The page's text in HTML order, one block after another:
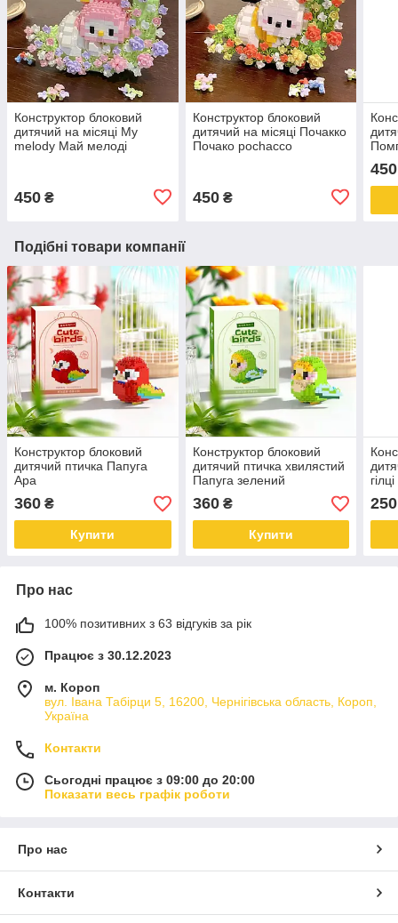
Конструктор блоковий
дитячий на місяці My
melody Май мелоді
450 ₴
Конструктор блоковий
дитячий на місяці Почакко
Почако pochacco
450₴
450
Подібні товари компанії
Конструктор блоковий
дитячий птичка Папуга
Ара
360 ₴
Купити
Конструктор блоковий
дитячий птичка хвилястий
Папуга зелений
360₴
Купити
250
Про нас
100% позитивних з 63 відгуків за рік
Працює з 30.12.2023
м. Короп
вул. Івана Табірци 5, 16200, Чернігівська область, Короп,
Україна
Контакти
Сьогодні працює з 09:00 до 20:00
Показати весь графік роботи
Про нас
Контакти